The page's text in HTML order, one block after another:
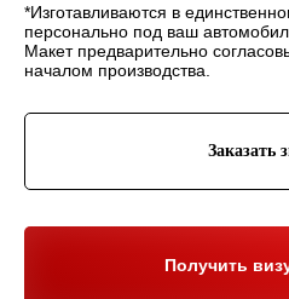
*Изготавливаются в
персонально под ваш
Макет предварительно
началом производства.
Заказать
Получить
WHEELS CLUB - БОЛЬШЕ,
Политика обработки
персональных данных
Ежедневно 10:00-21:00
Каталог
Партнерам